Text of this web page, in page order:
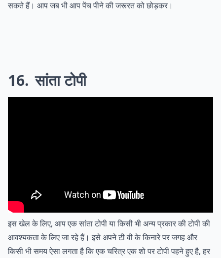
सकते हैं। आप जब भी आप पेंच पीने की जरूरत को छोड़कर।
16 सांता टोपी
इस खेल के लिए, आप एक सांता टोपी या किसी भी अन्य प्रकार की टोपी की
आवश्यकता के लिए जा रहे हैं। इसे अपने टी वी के किनारे पर जगह और
किसी भी समय ऐसा लगता है कि एक चरित्र एक शो पर टोपी पहने हुए है, हर